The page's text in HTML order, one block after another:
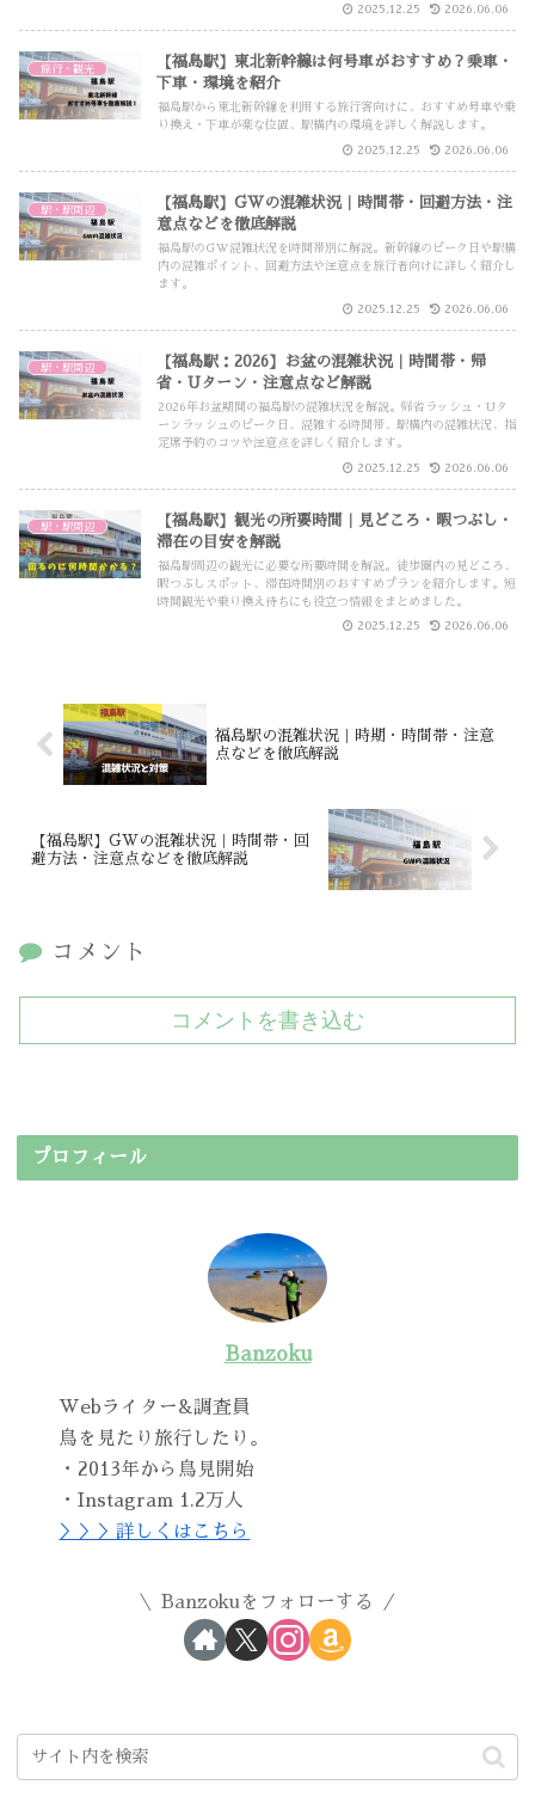
2025.12.25 2026.06.06
旅行・観光
【福島駅】東北新幹線は何号車がおすすめ？乗車・
下車・環境を紹介
福島駅から東北新幹線を利用する旅行客向けに、おすすめ号車や乗
り換え・下車が楽な位置、駅構内の環境を詳しく解説します。
2025.12.25 2026.06.06
駅・駅周辺
【福島駅】GWの混雑状況｜時間帯・回避方法・注
意点などを徹底解説
福島駅のGW混雑状況を時間帯別に解説。新幹線のピーク日や駅構
内の混雑ポイント、回避方法や注意点を旅行者向けに詳しく紹介し
ます。
2025.12.25 2026.06.06
駅・駅周辺
【福島駅：2026】お盆の混雑状況｜時間帯・帰
省・Uターン・注意点など解説
2026年お盆期間の福島駅の混雑状況を解説。帰省ラッシュ・Uタ
ーンラッシュのピーク日、混雑する時間帯、駅構内の混雑状況、指
定席予約のコツや注意点を詳しく紹介します。
2025.12.25 2026.06.06
駅・駅周辺
【福島駅】観光の所要時間｜見どころ・暇つぶし・
滞在の目安を解説
福島駅周辺の観光に必要な所要時間を解説。徒歩圏内の見どころ、
暇つぶしスポット、滞在時間別のおすすめプランを紹介します。短
時間観光や乗り換え待ちにも役立つ情報をまとめました。
2025.12.25 2026.06.06
福島駅の混雑状況｜時期・時間帯・注意
点などを徹底解説
【福島駅】GWの混雑状況｜時間帯・回
避方法・注意点などを徹底解説
コメント
コメントを書き込む
プロフィール
Banzoku
Webライター&調査員
鳥を見たり旅行したり。
・2013年から鳥見開始
・Instagram 1.2万人
＞＞＞詳しくはこちら
Banzokuをフォローする